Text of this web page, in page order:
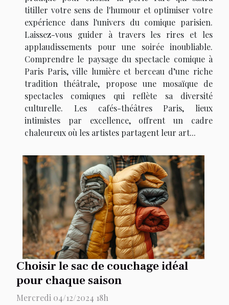
titiller votre sens de l'humour et optimiser votre
expérience dans l'univers du comique parisien.
Laissez-vous guider à travers les rires et les
applaudissements pour une soirée inoubliable.
Comprendre le paysage du spectacle comique à
Paris Paris, ville lumière et berceau d’une riche
tradition théâtrale, propose une mosaïque de
spectacles comiques qui reflète sa diversité
culturelle. Les cafés-théâtres Paris, lieux
intimistes par excellence, offrent un cadre
chaleureux où les artistes partagent leur art...
Choisir le sac de couchage idéal
pour chaque saison
Mercredi 04/12/2024 18h